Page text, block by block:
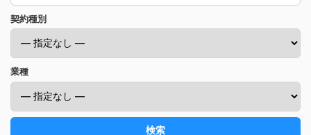
契約種別
業種
検索